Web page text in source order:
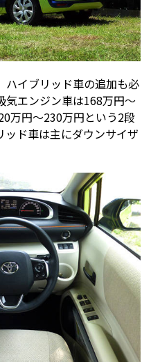
ハイブリッド車の追加も必
気エンジン車は168万円～
万円～230万円という2段
ド車は主にダウンサイザ